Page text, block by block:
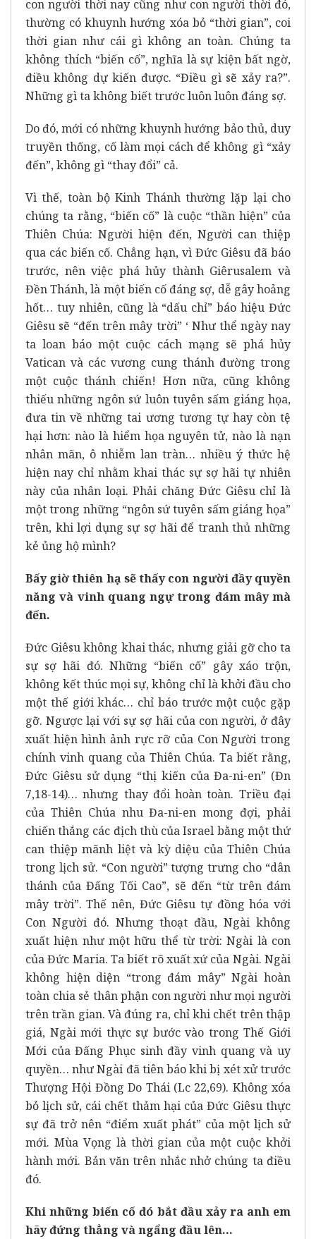
con người thời nay cũng như con người thời đó,
thường có khuynh hướng xóa bỏ “thời gian”, coi
thời gian như cái gì không an toàn. Chúng ta
không thích “biến cố”, nghĩa là sự kiện bất ngờ,
điều không dự kiến được. “Điều gì sẽ xảy ra?”.
Những gì ta không biết trước luôn luôn đáng sợ.
Do đó, mới có những khuynh hướng bảo thủ, duy
truyền thống, cố làm mọi cách để không gì “xảy
đến”, không gì “thay đổi” cả.
Vì thế, toàn bộ Kinh Thánh thường lặp lại cho
chúng ta rằng, “biến cố” là cuộc “thần hiện” của
Thiên Chúa: Người hiện đến, Người can thiệp
qua các biến cố. Chẳng hạn, vì Đức Giêsu đã báo
trước, nên việc phá hủy thành Giêrusalem và
Đền Thánh, là một biến cố đáng sợ, dễ gây hoảng
hốt… tuy nhiên, cũng là “dấu chỉ” báo hiệu Đức
Giêsu sẽ “đến trên mây trời” ‘ Như thể ngày nay
ta loan báo một cuộc cách mạng sẽ phá hủy
Vatican và các vương cung thánh đường trong
một cuộc thánh chiến! Hơn nữa, cũng không
thiếu những ngôn sứ luôn tuyên sấm giáng họa,
đưa tin về những tai ương tương tự hay còn tệ
hại hơn: nào là hiểm họa nguyên tử, nào là nạn
nhân mãn, ô nhiễm lan tràn… nhiều ý thức hệ
hiện nay chỉ nhằm khai thác sự sợ hãi tự nhiên
này của nhân loại. Phải chăng Đức Giêsu chỉ là
một trong những “ngôn sứ tuyên sấm giáng họa”
trên, khi lợi dụng sự sợ hãi để tranh thủ những
kẻ ủng hộ mình?
Bấy giờ thiên hạ sẽ thấy con người đầy quyền
năng và vinh quang ngự trong đám mây mà
đến.
Đức Giêsu không khai thác, nhưng giải gỡ cho ta
sự sợ hãi đó. Những “biến cố” gây xáo trộn,
không kết thúc mọi sự, không chỉ là khởi đầu cho
một thế giới khác… chỉ báo trước một cuộc gặp
gỡ. Ngược lại với sự sợ hãi của con người, ở đây
xuất hiện hình ảnh rực rỡ của Con Người trong
chính vinh quang của Thiên Chúa. Ta biết rằng,
Đức Giêsu sử dụng “thị kiến của Đa-ni-en” (Đn
7,18-14)… nhưng thay đổi hoàn toàn. Triều đại
của Thiên Chúa nhu Đa-ni-en mong đợi, phải
chiến thắng các địch thù của Israel bằng một thứ
can thiệp mãnh liệt và kỳ diệu của Thiên Chúa
trong lịch sử. “Con người” tượng trưng cho “dân
thánh của Đấng Tối Cao”, sẽ đến “từ trên đám
mây trời”. Thế nên, Đức Giêsu tự đồng hóa với
Con Người đó. Nhưng thoạt đầu, Ngài không
xuất hiện như một hữu thể từ trời: Ngài là con
của Đức Maria. Ta biết rõ xuất xứ của Ngài. Ngài
không hiện diện “trong đám mây” Ngài hoàn
toàn chia sẻ thân phận con người như mọi người
trên trần gian. Và đúng ra, chỉ khi chết trên thập
giá, Ngài mới thực sự bước vào trong Thế Giới
Mới của Đấng Phục sinh đầy vinh quang và uy
quyền… như Ngài đã tiên báo khi bị xét xử trước
Thượng Hội Đồng Do Thái (Lc 22,69). Không xóa
bỏ lịch sử, cái chết thảm hại của Đức Giêsu thực
sự đã trở nên “điểm xuất phát” của một lịch sử
mới. Mùa Vọng là thời gian của một cuộc khởi
hành mới. Bản văn trên nhắc nhở chúng ta điều
đó.
Khi những biến cố đó bắt đầu xảy ra anh em
hãy đứng thẳng và ngẩng đầu lên…